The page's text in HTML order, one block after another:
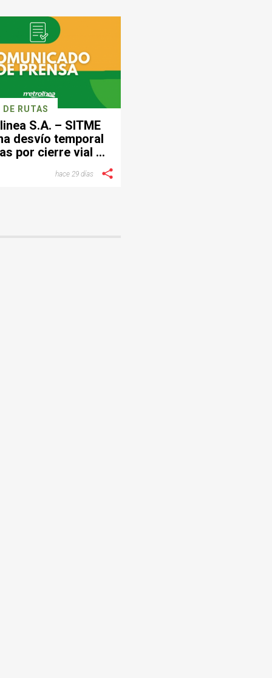
DE RUTAS
S.A. – SITME
desvío temporal
por cierre vial en
hace 29 días